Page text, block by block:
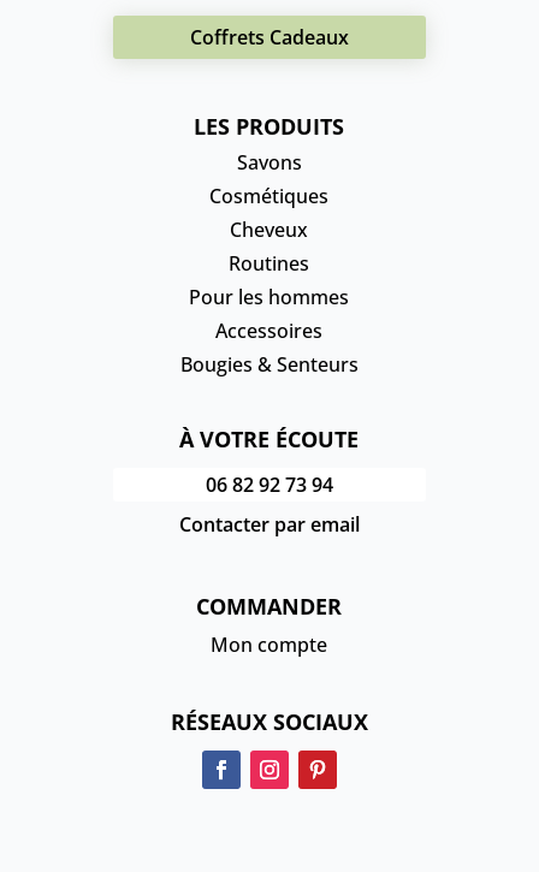
Coffrets Cadeaux
LES PRODUITS
Savons
Cosmétiques
Cheveux
Routines
Pour les hommes
Accessoires
Bougies & Senteurs
À VOTRE ÉCOUTE
06 82 92 73 94
Contacter par email
COMMANDER
Mon compte
RÉSEAUX SOCIAUX